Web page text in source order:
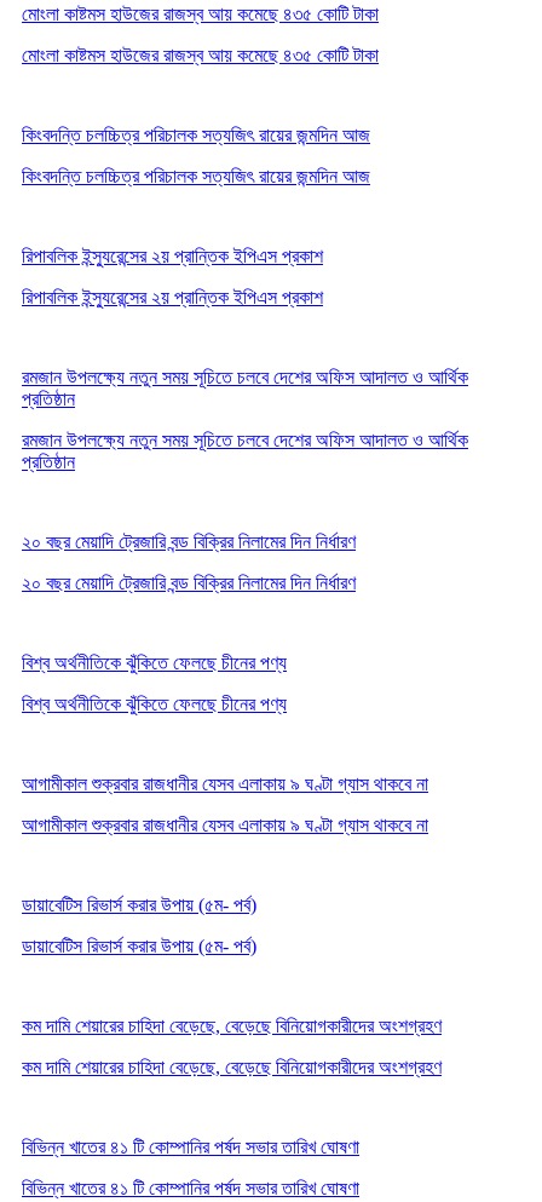
মোংলা কাষ্টমস হাউজের রাজস্ব আয় কমেছে ৪৩৫ কোটি টাকা
মোংলা কাষ্টমস হাউজের রাজস্ব আয় কমেছে ৪৩৫ কোটি টাকা
কিংবদন্তি চলচ্চিত্র পরিচালক সত্যজিৎ রায়ের জন্মদিন আজ
কিংবদন্তি চলচ্চিত্র পরিচালক সত্যজিৎ রায়ের জন্মদিন আজ
রিপাবলিক ইন্স্যুরেন্সের ২য় প্রান্তিক ইপিএস প্রকাশ
রিপাবলিক ইন্স্যুরেন্সের ২য় প্রান্তিক ইপিএস প্রকাশ
রমজান উপলক্ষ্যে নতুন সময় সূচিতে চলবে দেশের অফিস আদালত ও আর্থিক
প্রতিষ্ঠান
রমজান উপলক্ষ্যে নতুন সময় সূচিতে চলবে দেশের অফিস আদালত ও আর্থিক
প্রতিষ্ঠান
২০ বছর মেয়াদি ট্রেজারি বন্ড বিক্রির নিলামের দিন নির্ধারণ
২০ বছর মেয়াদি ট্রেজারি বন্ড বিক্রির নিলামের দিন নির্ধারণ
বিশ্ব অর্থনীতিকে ঝুঁকিতে ফেলছে চীনের পণ্য
বিশ্ব অর্থনীতিকে ঝুঁকিতে ফেলছে চীনের পণ্য
আগামীকাল শুক্রবার রাজধানীর যেসব এলাকায় ৯ ঘণ্টা গ্যাস থাকবে না
আগামীকাল শুক্রবার রাজধানীর যেসব এলাকায় ৯ ঘণ্টা গ্যাস থাকবে না
ডায়াবেটিস রিভার্স করার উপায় (৫ম- পর্ব)
ডায়াবেটিস রিভার্স করার উপায় (৫ম- পর্ব)
কম দামি শেয়ারের চাহিদা বেড়েছে, বেড়েছে বিনিয়োগকারীদের অংশগ্রহণ
কম দামি শেয়ারের চাহিদা বেড়েছে, বেড়েছে বিনিয়োগকারীদের অংশগ্রহণ
বিভিন্ন খাতের ৪১ টি কোম্পানির পর্ষদ সভার তারিখ ঘোষণা
বিভিন্ন খাতের ৪১ টি কোম্পানির পর্ষদ সভার তারিখ ঘোষণা